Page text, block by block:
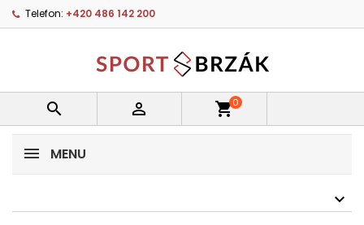
Telefon: +420 486 142 200
  shopping_cart0
MENU